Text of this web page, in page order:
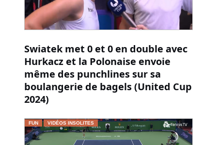
Swiatek met 0 et 0 en double avec
Hurkacz et la Polonaise envoie
même des punchlines sur sa
boulangerie de bagels (United Cup
2024)
FUN VIDÉOS INSOLITES